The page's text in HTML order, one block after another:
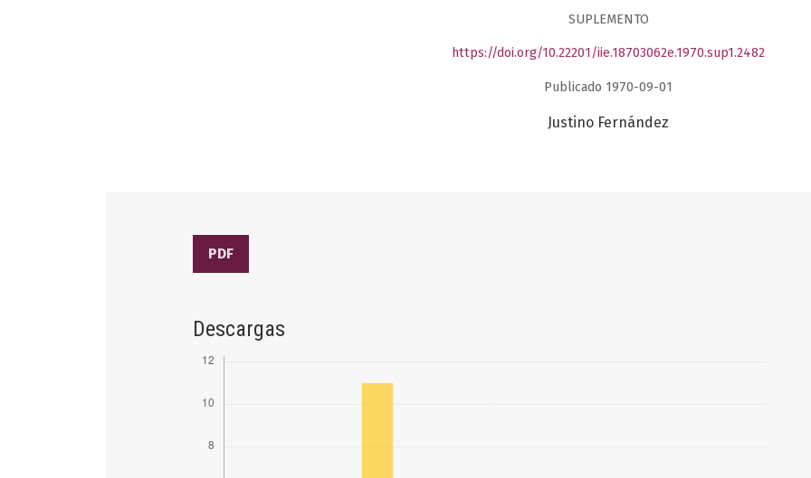
SUPLEMENTO
https://doi.org/10.22201/iie.18703062e.1970.sup1.2482
Publicado 1970-09-01
Justino Fernández
PDF
Descargas